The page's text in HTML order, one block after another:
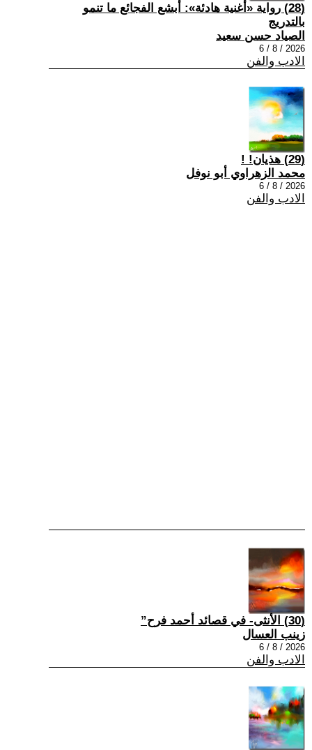
(28) رواية «أغنية هادئة»: أبشع الفجائع ما تنمو
بالتدريج
الصياد حسن سعيد
2026 / 8 / 6
الادب والفن
(29) هذيان! !
محمد الزهراوي أبو نوفل
2026 / 8 / 6
الادب والفن
(30) الأنثى- في قصائد أحمد فرح”
زينب العسال
2026 / 8 / 6
الادب والفن